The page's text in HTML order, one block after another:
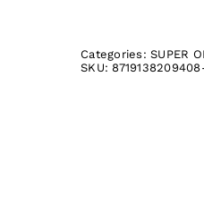
Categories:SUPER
SKU: